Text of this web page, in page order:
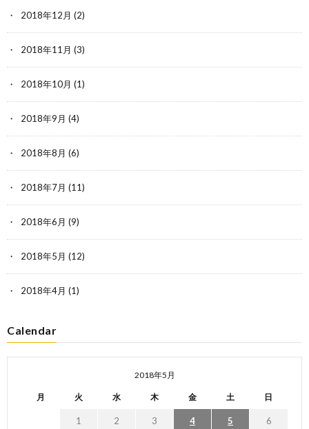
2018年12月 (2)
2018年11月 (3)
2018年10月 (1)
2018年9月 (4)
2018年8月 (6)
2018年7月 (11)
2018年6月 (9)
2018年5月 (12)
2018年4月 (1)
Calendar
2018年5月
月 火 水 木 金 土 日
1 2 3 4 5 6